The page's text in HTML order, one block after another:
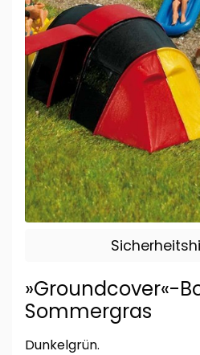
»Groundcover«-
Sommergras
Dunkelgrün.